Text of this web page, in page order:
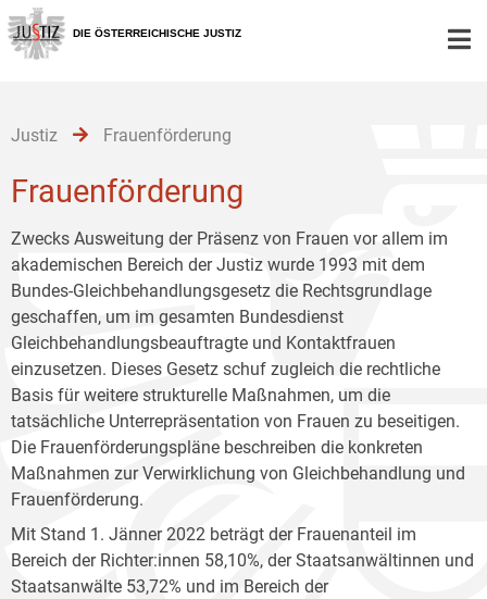
Zur
Hauptnavigation
[1]
Zum
Inhalt
[2]
Zum
Untermenü
[3]
DIE ÖSTERREICHISCHE JUSTIZ
Justiz Frauenförderung
Frauenförderung
Zwecks Ausweitung der Präsenz von Frauen vor allem im
akademischen Bereich der Justiz wurde 1993 mit dem
Bundes-Gleichbehandlungsgesetz die Rechtsgrundlage
geschaffen, um im gesamten Bundesdienst
Gleichbehandlungsbeauftragte und Kontaktfrauen
einzusetzen. Dieses Gesetz schuf zugleich die rechtliche
Basis für weitere strukturelle Maßnahmen, um die
tatsächliche Unterrepräsentation von Frauen zu beseitigen.
Die Frauenförderungspläne beschreiben die konkreten
Maßnahmen zur Verwirklichung von Gleichbehandlung und
Frauenförderung.
Mit Stand 1. Jänner 2022 beträgt der Frauenanteil im
Bereich der Richter:innen 58,10%, der Staatsanwältinnen und
Staatsanwälte 53,72% und im Bereich der